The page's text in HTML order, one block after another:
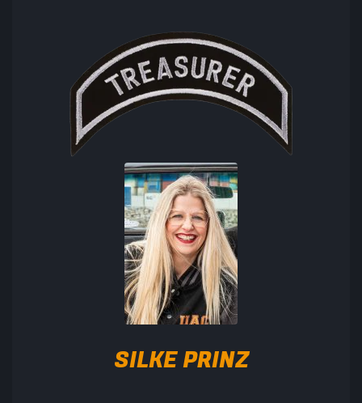
SILKE PRINZ